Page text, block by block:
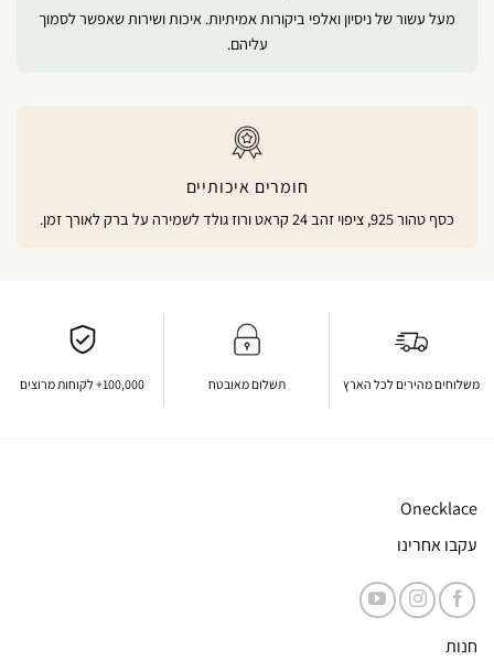
מעל עשור של ניסיון ואלפי ביקורות אמיתיות. איכות ושירות שאפשר לסמוך
עליהם.
חומרים איכותיים
כסף טהור 925, ציפוי זהב 24 קראט ורוז גולד לשמירה על ברק לאורך זמן.
משלוחים מהירים לכל הארץ תשלום מאובטח 100,000+ לקוחות מרוצים
Onecklace
עקבו אחרינו
חנות